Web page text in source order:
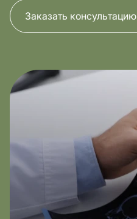
Заказать консультацию